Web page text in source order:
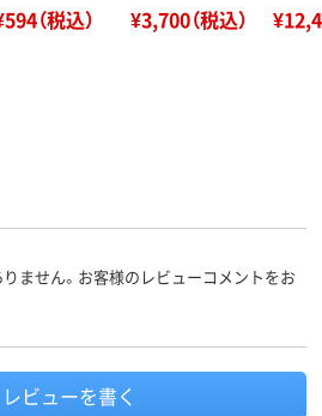
（税込） ¥3,700（税込）
ません。お客様のレビューコメントをお
レビューを書く